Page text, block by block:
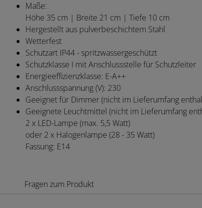
Maße:
Höhe 35 cm | Breite 21 cm | Tiefe 10 cm
Hergestellt aus pulverbeschichtem Stahl
Wetterfest
Schutzart IP44 - spritzwassergeschützt
Schutzklasse I mit Anschlussstelle für Schutzleiter
Energieeffizienzklasse: E-A++
Anschlussspannung (V): 230
Geeignet für Dimmer (nicht im Lieferumfang
Geeignete Leuchtmittel (nicht im Lieferumfang
2 x LED-Lampe (max. 5,5 Watt)
oder 2 x Halogenlampe (28 - 35 Watt)
Fassung: E14
Fragen zum Produkt